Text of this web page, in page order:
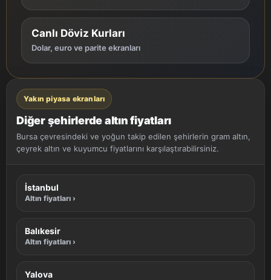
Canlı Döviz Kurları
Dolar, euro ve parite ekranları
Yakın piyasa ekranları
Diğer şehirlerde altın fiyatları
Bursa çevresindeki ve yoğun takip edilen şehirlerin gram altın,
çeyrek altın ve kuyumcu fiyatlarını karşılaştırabilirsiniz.
İstanbul
Altın fiyatları ›
Balıkesir
Altın fiyatları ›
Yalova